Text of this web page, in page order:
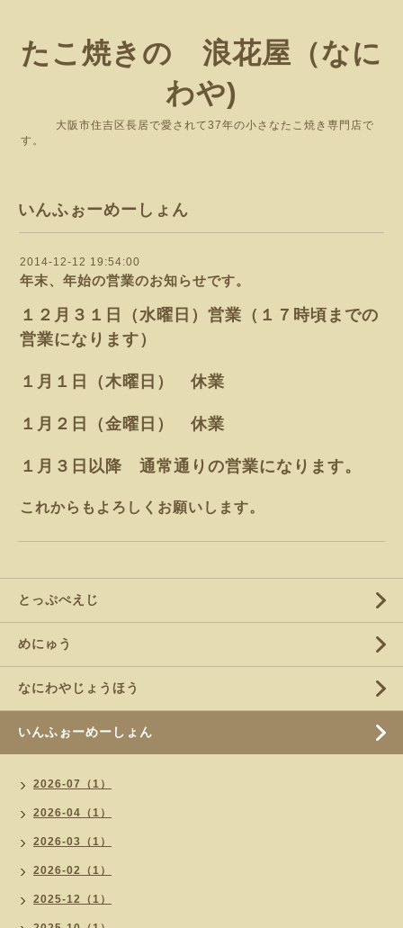
たこ焼きの 浪花屋（なに
わや)
大阪市住吉区長居で愛されて37年の小さなたこ焼き専門店で
す。
いんふぉーめーしょん
2014-12-12 19:54:00
年末、年始の営業のお知らせです。
１２月３１日（水曜日）営業（１７時頃までの
営業になります）
１月１日（木曜日） 休業
１月２日（金曜日） 休業
１月３日以降 通常通りの営業になります。
これからもよろしくお願いします。
とっぷぺえじ
めにゅう
なにわやじょうほう
いんふぉーめーしょん
2026-07（1）
2026-04（1）
2026-03（1）
2026-02（1）
2025-12（1）